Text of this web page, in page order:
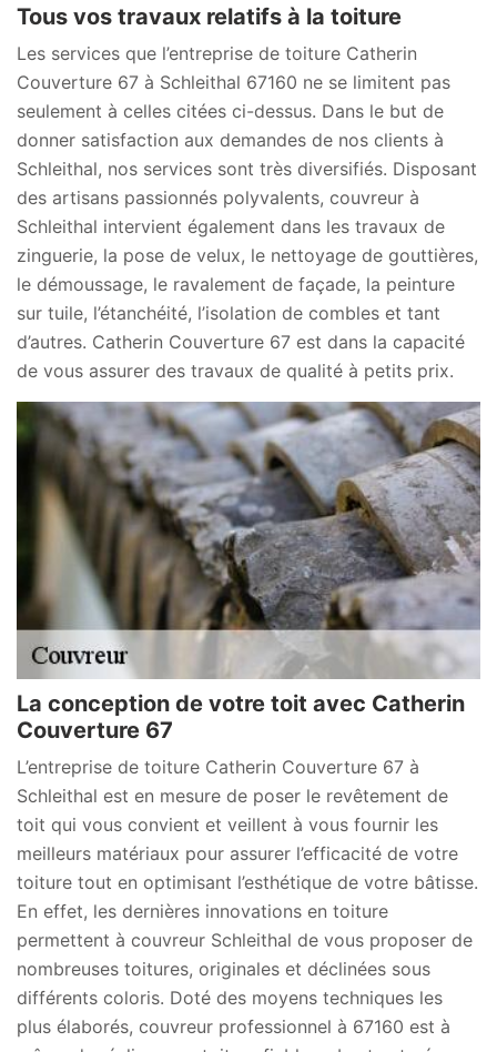
Tous vos travaux relatifs à la toiture
Les services que l’entreprise de toiture Catherin
Couverture 67 à Schleithal 67160 ne se limitent pas
seulement à celles citées ci-dessus. Dans le but de
donner satisfaction aux demandes de nos clients à
Schleithal, nos services sont très diversifiés. Disposant
des artisans passionnés polyvalents, couvreur à
Schleithal intervient également dans les travaux de
zinguerie, la pose de velux, le nettoyage de gouttières,
le démoussage, le ravalement de façade, la peinture
sur tuile, l’étanchéité, l’isolation de combles et tant
d’autres. Catherin Couverture 67 est dans la capacité
de vous assurer des travaux de qualité à petits prix.
La conception de votre toit avec Catherin
Couverture 67
L’entreprise de toiture Catherin Couverture 67 à
Schleithal est en mesure de poser le revêtement de
toit qui vous convient et veillent à vous fournir les
meilleurs matériaux pour assurer l’efficacité de votre
toiture tout en optimisant l’esthétique de votre bâtisse.
En effet, les dernières innovations en toiture
permettent à couvreur Schleithal de vous proposer de
nombreuses toitures, originales et déclinées sous
différents coloris. Doté des moyens techniques les
plus élaborés, couvreur professionnel à 67160 est à